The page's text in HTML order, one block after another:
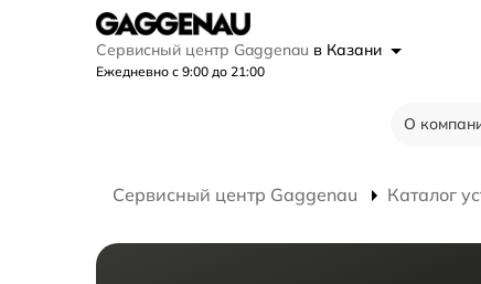
Сервисный центр Gaggenau в Казани
Ежедневно с 9:00 до 21:00
О
Сервисный центр Gaggenau Каталог